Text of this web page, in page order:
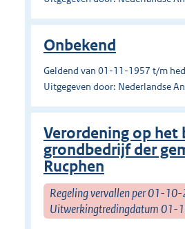
Onbekend
Geldend van 01-11-1957 t/m
Uitgegeven door: Nederlandse
Verordening op het
grondbedrijf der
Rucphen
Regeling vervallen per 01-
Uitwerkingtredingdatum 01-